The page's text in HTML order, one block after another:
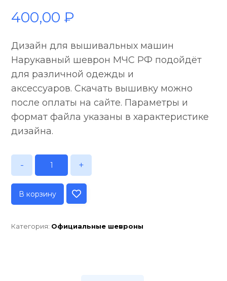
400,00₽
Дизайн для вышивальных машин
Нарукавный шеврон МЧС РФ подойдёт
для различной одежды и
аксессуаров. Скачать вышивку можно
после оплаты на сайте. Параметры и
формат файла указаны в характеристике
дизайна.
- +
В корзину
Категория: Официальные шевроны